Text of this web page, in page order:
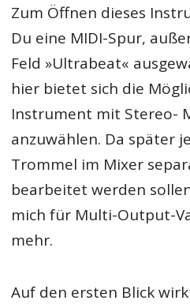
Zum Öffnen dieses
Du eine MIDI-Spur,
Feld »Ultrabeat«
hier bietet sich die
Instrument mit Stereo-
anzuwählen. Da später
Trommel im Mixer
bearbeitet werden
mich für Multi-Output-
mehr.
Auf den ersten Blick